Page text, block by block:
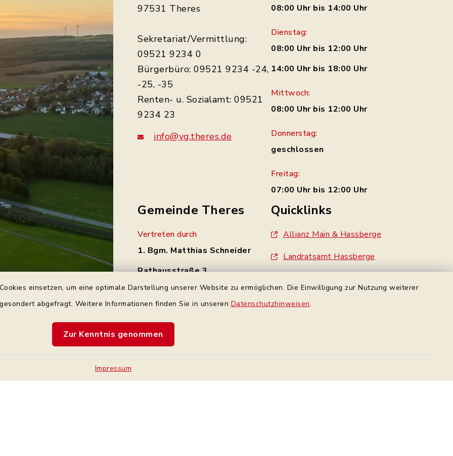
einsetzen, um eine optimale Darstellung unserer Website zu ermöglichen. Die Einwilligung zur Nutzung weiterer
abgefragt. Weitere Informationen finden Sie in unseren Datenschutzhinweisen.
Zur Kenntnis genommen
Impressum
97531 Theres
Sekretariat/Vermittlung:
09521 9234 0
Bürgerbüro: 09521 9234 -24,
-25, -35
Renten- u. Sozialamt: 09521
9234 23
info@vg.theres.de
08:00 Uhr bis 14:00 Uhr
Dienstag:
08:00 Uhr bis 12:00 Uhr
14:00 Uhr bis 18:00 Uhr
Mittwoch:
08:00 Uhr bis 12:00 Uhr
Donnerstag:
geschlossen
Freitag:
07:00 Uhr bis 12:00 Uhr
Gemeinde Theres
Vertreten durch
1. Bgm. Matthias Schneider
Rathausstraße 3
97531 Theres
Tel.: 0 95 21 / 92 34 - 0
Quicklinks
Allianz Main & Hassberge
Landratsamt Hassberge
Gemeinde Wonfurt